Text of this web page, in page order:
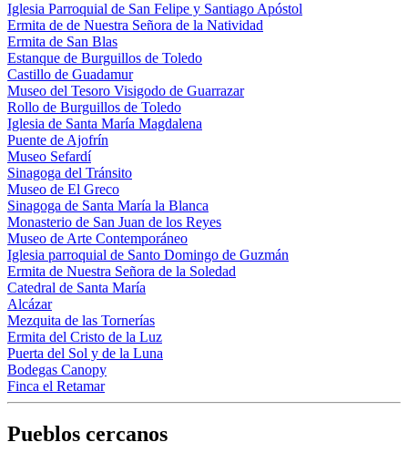
Iglesia Parroquial de San Felipe y Santiago Apóstol
Ermita de de Nuestra Señora de la Natividad
Ermita de San Blas
Estanque de Burguillos de Toledo
Castillo de Guadamur
Museo del Tesoro Visigodo de Guarrazar
Rollo de Burguillos de Toledo
Iglesia de Santa María Magdalena
Puente de Ajofrín
Museo Sefardí
Sinagoga del Tránsito
Museo de El Greco
Sinagoga de Santa María la Blanca
Monasterio de San Juan de los Reyes
Museo de Arte Contemporáneo
Iglesia parroquial de Santo Domingo de Guzmán
Ermita de Nuestra Señora de la Soledad
Catedral de Santa María
Alcázar
Mezquita de las Tornerías
Ermita del Cristo de la Luz
Puerta del Sol y de la Luna
Bodegas Canopy
Finca el Retamar
Pueblos cercanos